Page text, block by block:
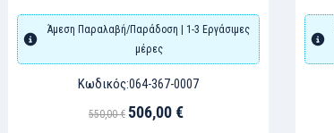
Άμεση Παραλαβή/Παράδοση | 1-3 Εργάσιμες
μέρες
Κωδικός:064-367-0007
550,00 € 506,00 €